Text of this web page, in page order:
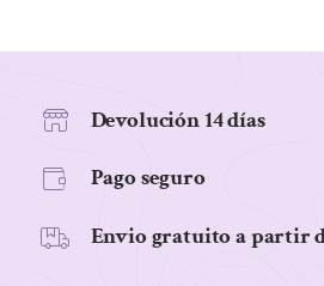
Devolución 14 días
Pago seguro
Envio gratuito a partir